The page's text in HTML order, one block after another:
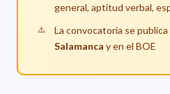
general, aptitud verbal,
La convocatoria se publica
Salamanca y en el BOE